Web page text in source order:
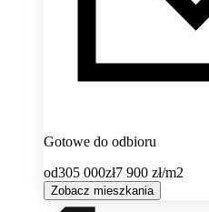
Gotowe do odbioru
od305 000zł7 900 zł/m2
Zobacz mieszkania